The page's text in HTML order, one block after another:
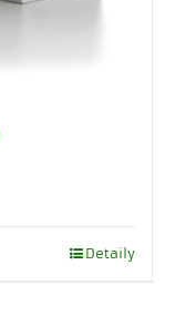
Detaily